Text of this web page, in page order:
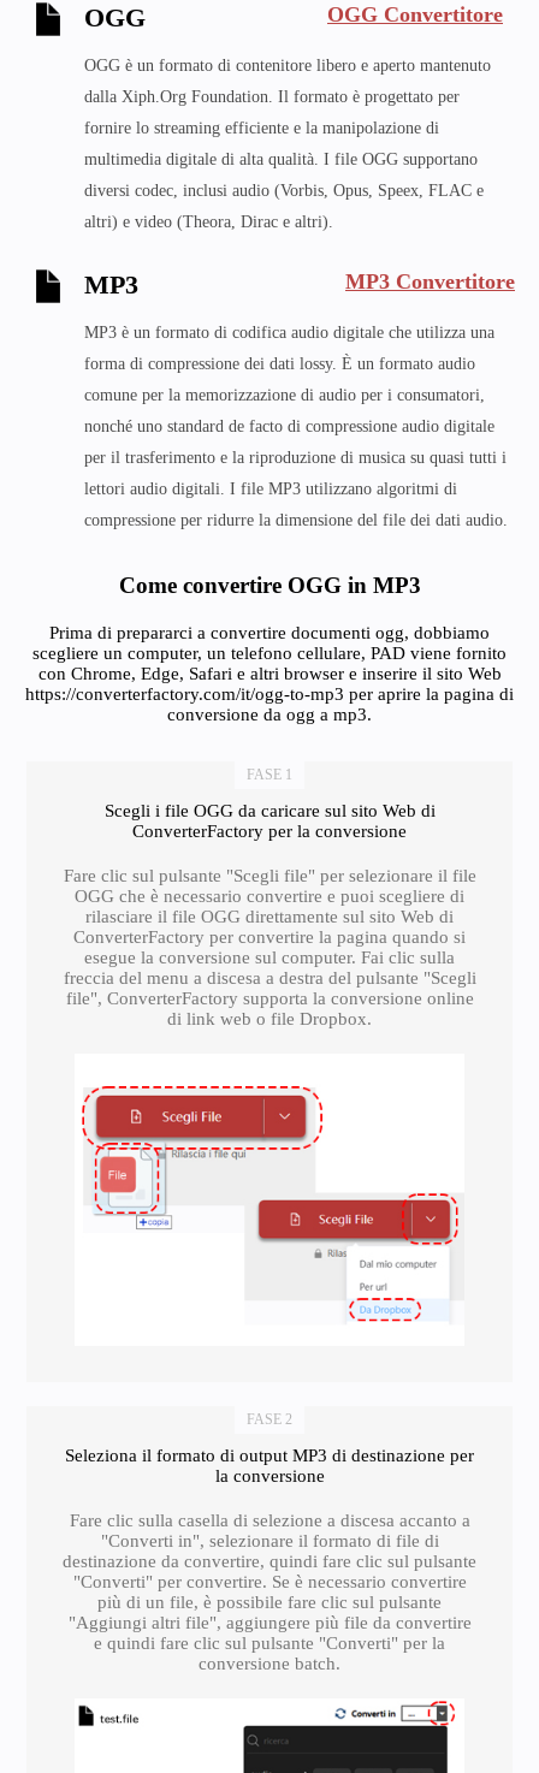
OGG OGG Convertitore
OGG è un formato di contenitore libero e aperto mantenuto
dalla Xiph.Org Foundation. Il formato è progettato per
fornire lo streaming efficiente e la manipolazione di
multimedia digitale di alta qualità. I file OGG supportano
diversi codec, inclusi audio (Vorbis, Opus, Speex, FLAC e
altri) e video (Theora, Dirac e altri).
MP3 MP3 Convertitore
MP3 è un formato di codifica audio digitale che utilizza una
forma di compressione dei dati lossy. È un formato audio
comune per la memorizzazione di audio per i consumatori,
nonché uno standard de facto di compressione audio digitale
per il trasferimento e la riproduzione di musica su quasi tutti i
lettori audio digitali. I file MP3 utilizzano algoritmi di
compressione per ridurre la dimensione del file dei dati audio.
Come convertire OGG in MP3
Prima di prepararci a convertire documenti ogg, dobbiamo
scegliere un computer, un telefono cellulare, PAD viene fornito
con Chrome, Edge, Safari e altri browser e inserire il sito Web
https://converterfactory.com/it/ogg-to-mp3 per aprire la pagina di
conversione da ogg a mp3.
FASE 1
Scegli i file OGG da caricare sul sito Web di
ConverterFactory per la conversione
Fare clic sul pulsante "Scegli file" per selezionare il file
OGG che è necessario convertire e puoi scegliere di
rilasciare il file OGG direttamente sul sito Web di
ConverterFactory per convertire la pagina quando si
esegue la conversione sul computer. Fai clic sulla
freccia del menu a discesa a destra del pulsante "Scegli
file", ConverterFactory supporta la conversione online
di link web o file Dropbox.
FASE 2
Seleziona il formato di output MP3 di destinazione per
la conversione
Fare clic sulla casella di selezione a discesa accanto a
"Converti in", selezionare il formato di file di
destinazione da convertire, quindi fare clic sul pulsante
"Converti" per convertire. Se è necessario convertire
più di un file, è possibile fare clic sul pulsante
"Aggiungi altri file", aggiungere più file da convertire
e quindi fare clic sul pulsante "Converti" per la
conversione batch.